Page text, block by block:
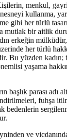
menkul,
kullanma,
gibi her türlü
mutlak bir aitlik
erkeğin
her türlü
Bu yüzden kadın;
yaşama
başlık parası adı
fuhşa
bedenlerin
ve